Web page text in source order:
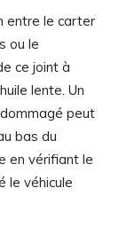
entre le carter
ou le
ce joint à
lente. Un
peut
bas du
en vérifiant le
le véhicule